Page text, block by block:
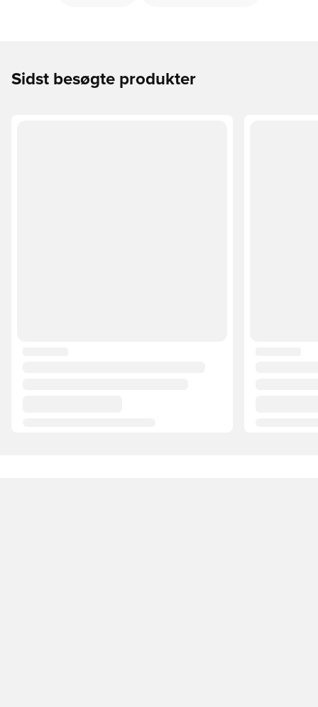
Sidst besøgte produkter